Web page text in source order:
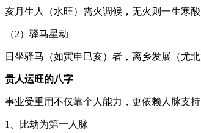
亥月生人（水旺）需火调候，无火则一生寒酸
（2）驿马星动
日坐驿马（如寅申巳亥）者，离乡发展（尤
贵人运旺的八字
事业受重用不仅靠个人能力，更依赖人脉支
1、比劫为第一人脉